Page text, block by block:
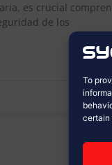
To
certain
es crucial
de los